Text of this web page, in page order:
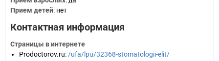
Прием детей: нет
Контактная информация
Страницы в интернете
Prodoctorov.ru: /ufa/lpu/32368-stomatologii-elit/